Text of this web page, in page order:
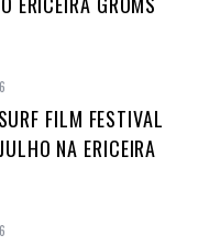
FILM FESTIVAL
NA ERICEIRA